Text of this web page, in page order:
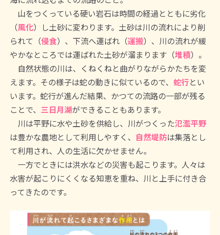
山をつくっている硬い岩石は時間の経過とともに劣化
（風化）し土砂に変わります。土砂は川の流れにより削
られて（侵食）、下流へ運ばれ（運搬）、川の流れが緩
やかなところでは運ばれた土砂が溜まります（堆積）。
自然状態の川は、くねくねと曲がりながらかたちを変
えます。その様子は蛇の動きに似ているので、 蛇行とい
います。蛇行が進んだ結果、かつての流路の一部が残る
ことで、 三日月湖ができることもあります。
川は平野に水や土砂を供給し、川がつくった氾濫平野
は豊かな農地として利用しやすく、 自然堤防は集落とし
て利用され、人の生活に欠かせません。
一方でときには洪水などの災害も起こります。人々は
水害が起こりにくくなる知恵を重ね、川と上手に付き合
ってきたのです。